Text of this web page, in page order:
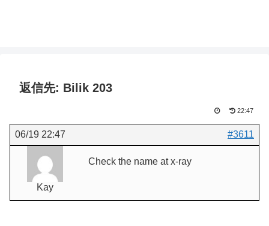
返信先: Bilik 203
22:47
06/19 22:47 #3611
Kay
Check the name at x-ray